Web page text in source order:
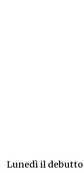
Lunedì il debutto